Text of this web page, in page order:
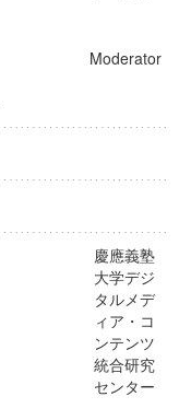
Moderator
慶應義塾
大学デジ
タルメデ
ィア・コ
ンテンツ
統合研究
センター